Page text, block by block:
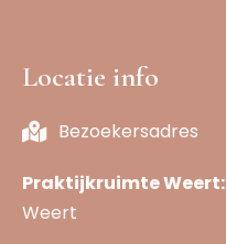
Locatie info
Bezoekersadres
Praktijkruimte Weert:
Weert